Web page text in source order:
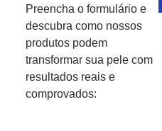
Preencha o formulário e
descubra como nossos
produtos podem
transformar sua pele com
resultados reais e
comprovados: